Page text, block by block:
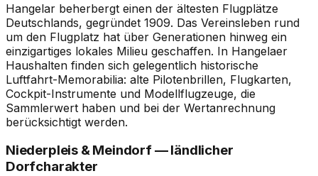
Hangelar beherbergt einen der ältesten Flugplätze
Deutschlands, gegründet 1909. Das Vereinsleben rund
um den Flugplatz hat über Generationen hinweg ein
einzigartiges lokales Milieu geschaffen. In Hangelaer
Haushalten finden sich gelegentlich historische
Luftfahrt-Memorabilia: alte Pilotenbrillen, Flugkarten,
Cockpit-Instrumente und Modellflugzeuge, die
Sammlerwert haben und bei der Wertanrechnung
berücksichtigt werden.
Niederpleis & Meindorf — ländlicher
Dorfcharakter